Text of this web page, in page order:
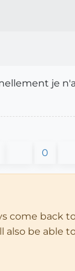
je
0
come back
also be able